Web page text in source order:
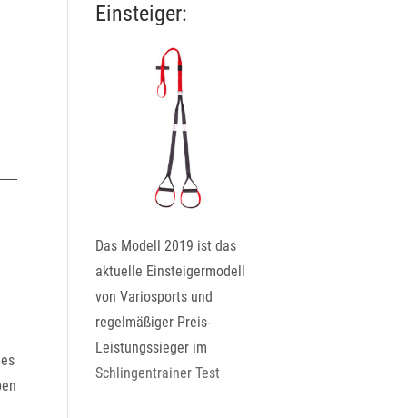
Einsteiger:
Das Modell 2019 ist das
aktuelle Einsteigermodell
von Variosports und
regelmäßiger Preis-
Leistungssieger im
Schlingentrainer Test